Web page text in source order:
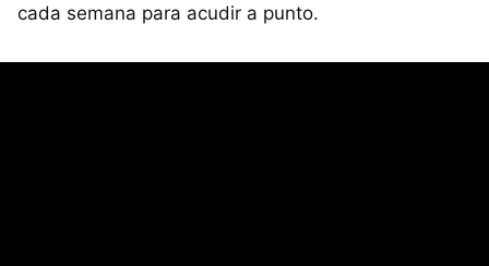
cada semana para acudir a punto.